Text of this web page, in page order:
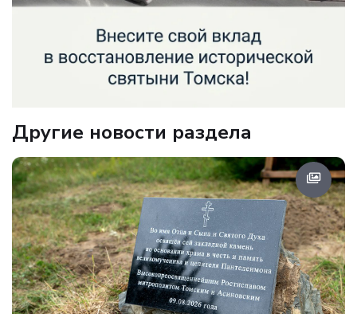
Другие новости раздела